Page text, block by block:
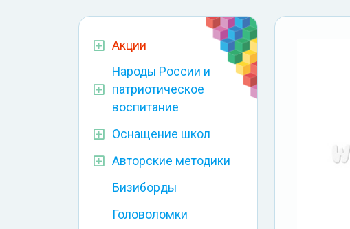
Акции
Народы России и
патриотическое
воспитание
Оснащение школ
Авторские методики
Бизиборды
Головоломки